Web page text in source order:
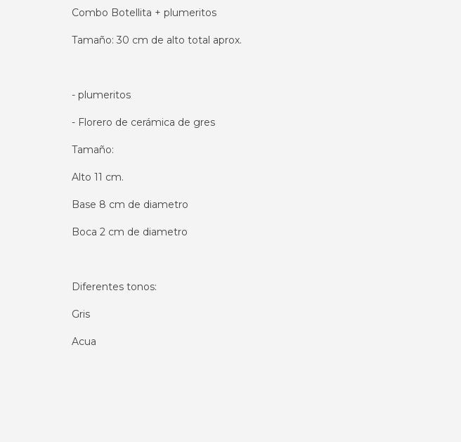
Combo Botellita + plumeritos
Tamaño: 30 cm de alto total aprox.
- plumeritos
- Florero de cerámica de gres
Tamaño:
Alto 11 cm.
Base 8 cm de diametro
Boca 2 cm de diametro
Diferentes tonos:
Gris
Acua